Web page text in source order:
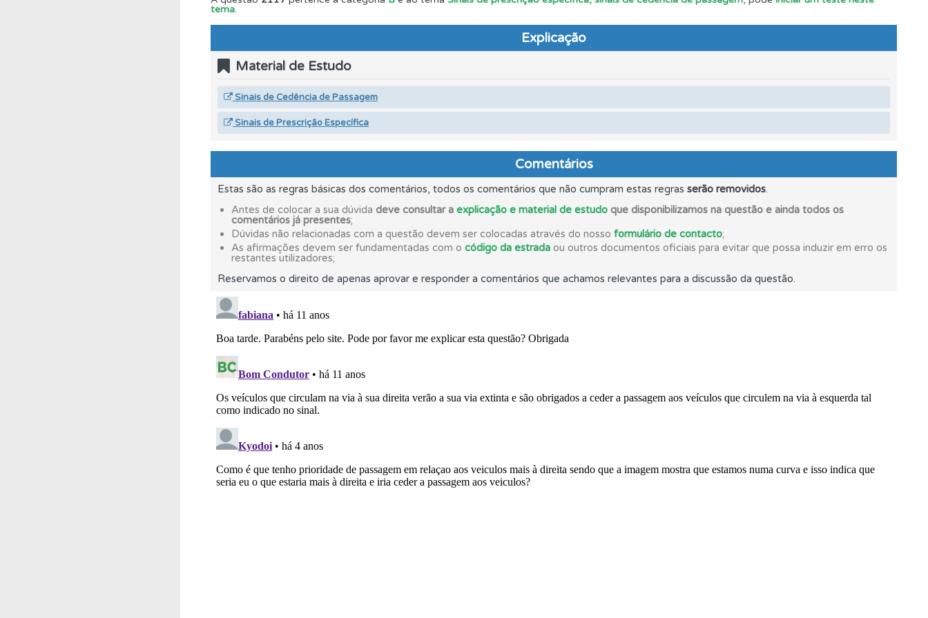
O teste "Erradas" apresenta-lhe questões que errou e não voltou a responder.
Questões
Conta Crie uma conta para poder partilhar o seu perfil com os seus amigos.
Biblioteca Consulte a biblioteca para tirar dúvidas e ver resumos do código.
Deve fazer o teste que recomendamos para obter os melhores resultados.
Testes
Ajuda Use os atalhos de teclado para responder aos testes mais rapidamente.
Testes Veja o nível de dificuldade do teste quando o termina.
Questões
tema.
Explicação
Material de Estudo
Sinais de Cedência de Passagem
Sinais de Prescrição Específica
Comentários
Estas são as regras básicas dos comentários, todos os comentários que não cumpram estas regras serão removidos.
Antes de colocar a sua dúvida deve consultar a explicação e material de estudo que disponibilizamos na questão e ainda todos os
comentários já presentes;
Dúvidas não relacionadas com a questão devem ser colocadas através do nosso formulário de contacto;
As afirmações devem ser fundamentadas com o código da estrada ou outros documentos oficiais para evitar que possa induzir em erro os
restantes utilizadores;
Reservamos o direito de apenas aprovar e responder a comentários que achamos relevantes para a discussão da questão.